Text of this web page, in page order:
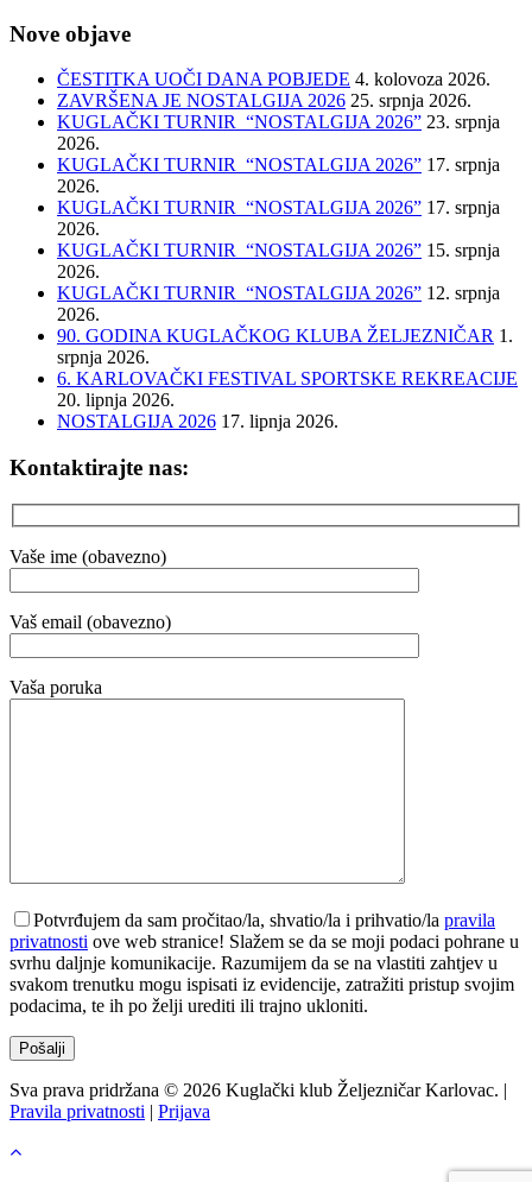
Nove objave
ČESTITKA UOČI DANA POBJEDE 4. kolovoza 2026.
ZAVRŠENA JE NOSTALGIJA 2026 25. srpnja 2026.
KUGLAČKI TURNIR “NOSTALGIJA 2026” 23. srpnja
2026.
KUGLAČKI TURNIR “NOSTALGIJA 2026” 17. srpnja
2026.
KUGLAČKI TURNIR “NOSTALGIJA 2026” 17. srpnja
2026.
KUGLAČKI TURNIR “NOSTALGIJA 2026” 15. srpnja
2026.
KUGLAČKI TURNIR “NOSTALGIJA 2026” 12. srpnja
2026.
90. GODINA KUGLAČKOG KLUBA ŽELJEZNIČAR 1.
srpnja 2026.
6. KARLOVAČKI FESTIVAL SPORTSKE REKREACIJE
20. lipnja 2026.
NOSTALGIJA 2026 17. lipnja 2026.
Kontaktirajte nas:
Vaše ime (obavezno)
Vaš email (obavezno)
Vaša poruka
Potvrđujem da sam pročitao/la, shvatio/la i prihvatio/la pravila
privatnosti ove web stranice! Slažem se da se moji podaci pohrane u
svrhu daljnje komunikacije. Razumijem da se na vlastiti zahtjev u
svakom trenutku mogu ispisati iz evidencije, zatražiti pristup svojim
podacima, te ih po želji urediti ili trajno ukloniti.
Sva prava pridržana © 2026 Kuglački klub Željezničar Karlovac. |
Pravila privatnosti | Prijava